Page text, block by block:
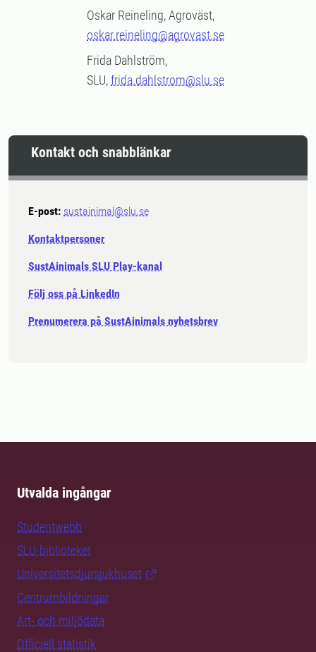
Oskar Reineling, Agroväst,
oskar.reineling@agrovast.se
Frida Dahlström,
SLU,frida.dahlstrom@slu.se
Kontakt och snabblänkar
E-post: sustainimal@slu.se
Kontaktpersoner
SustAinimals SLU Play-kanal
Följ oss på LinkedIn
Prenumerera på SustAinimals nyhetsbrev
Utvalda ingångar
Studentwebb
SLU-biblioteket
Universitetsdjursjukhuset
Centrumbildningar
Art- och miljödata
Officiell statistik